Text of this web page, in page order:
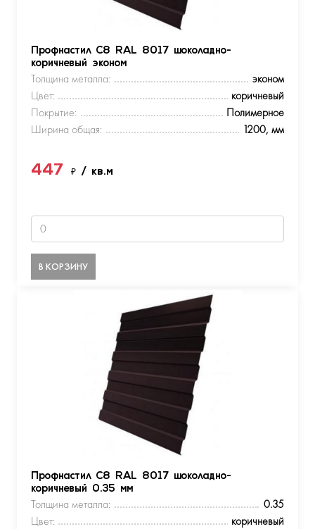
Профнастил С8 RAL 8017 шоколадно-
коричневый эконом
Толщина металла:
эконом
Цвет:
коричневый
Покрытие:
Полимерное
Ширина общая:
1200, мм
447 ₽ / кв.м
В КОРЗИНУ
Профнастил С8 RAL 8017 шоколадно-
коричневый 0.35 мм
Толщина металла:
0.35
Цвет:
коричневый